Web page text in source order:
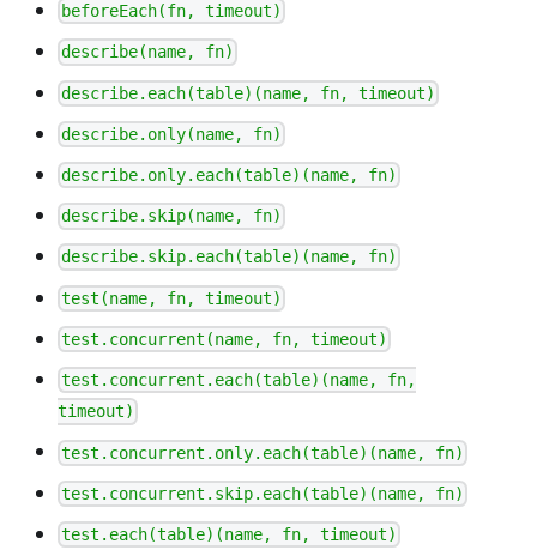
beforeEach(fn, timeout)
describe(name, fn)
describe.each(table)(name, fn, timeout)
describe.only(name, fn)
describe.only.each(table)(name, fn)
describe.skip(name, fn)
describe.skip.each(table)(name, fn)
test(name, fn, timeout)
test.concurrent(name, fn, timeout)
test.concurrent.each(table)(name, fn,
timeout)
test.concurrent.only.each(table)(name, fn)
test.concurrent.skip.each(table)(name, fn)
test.each(table)(name, fn, timeout)